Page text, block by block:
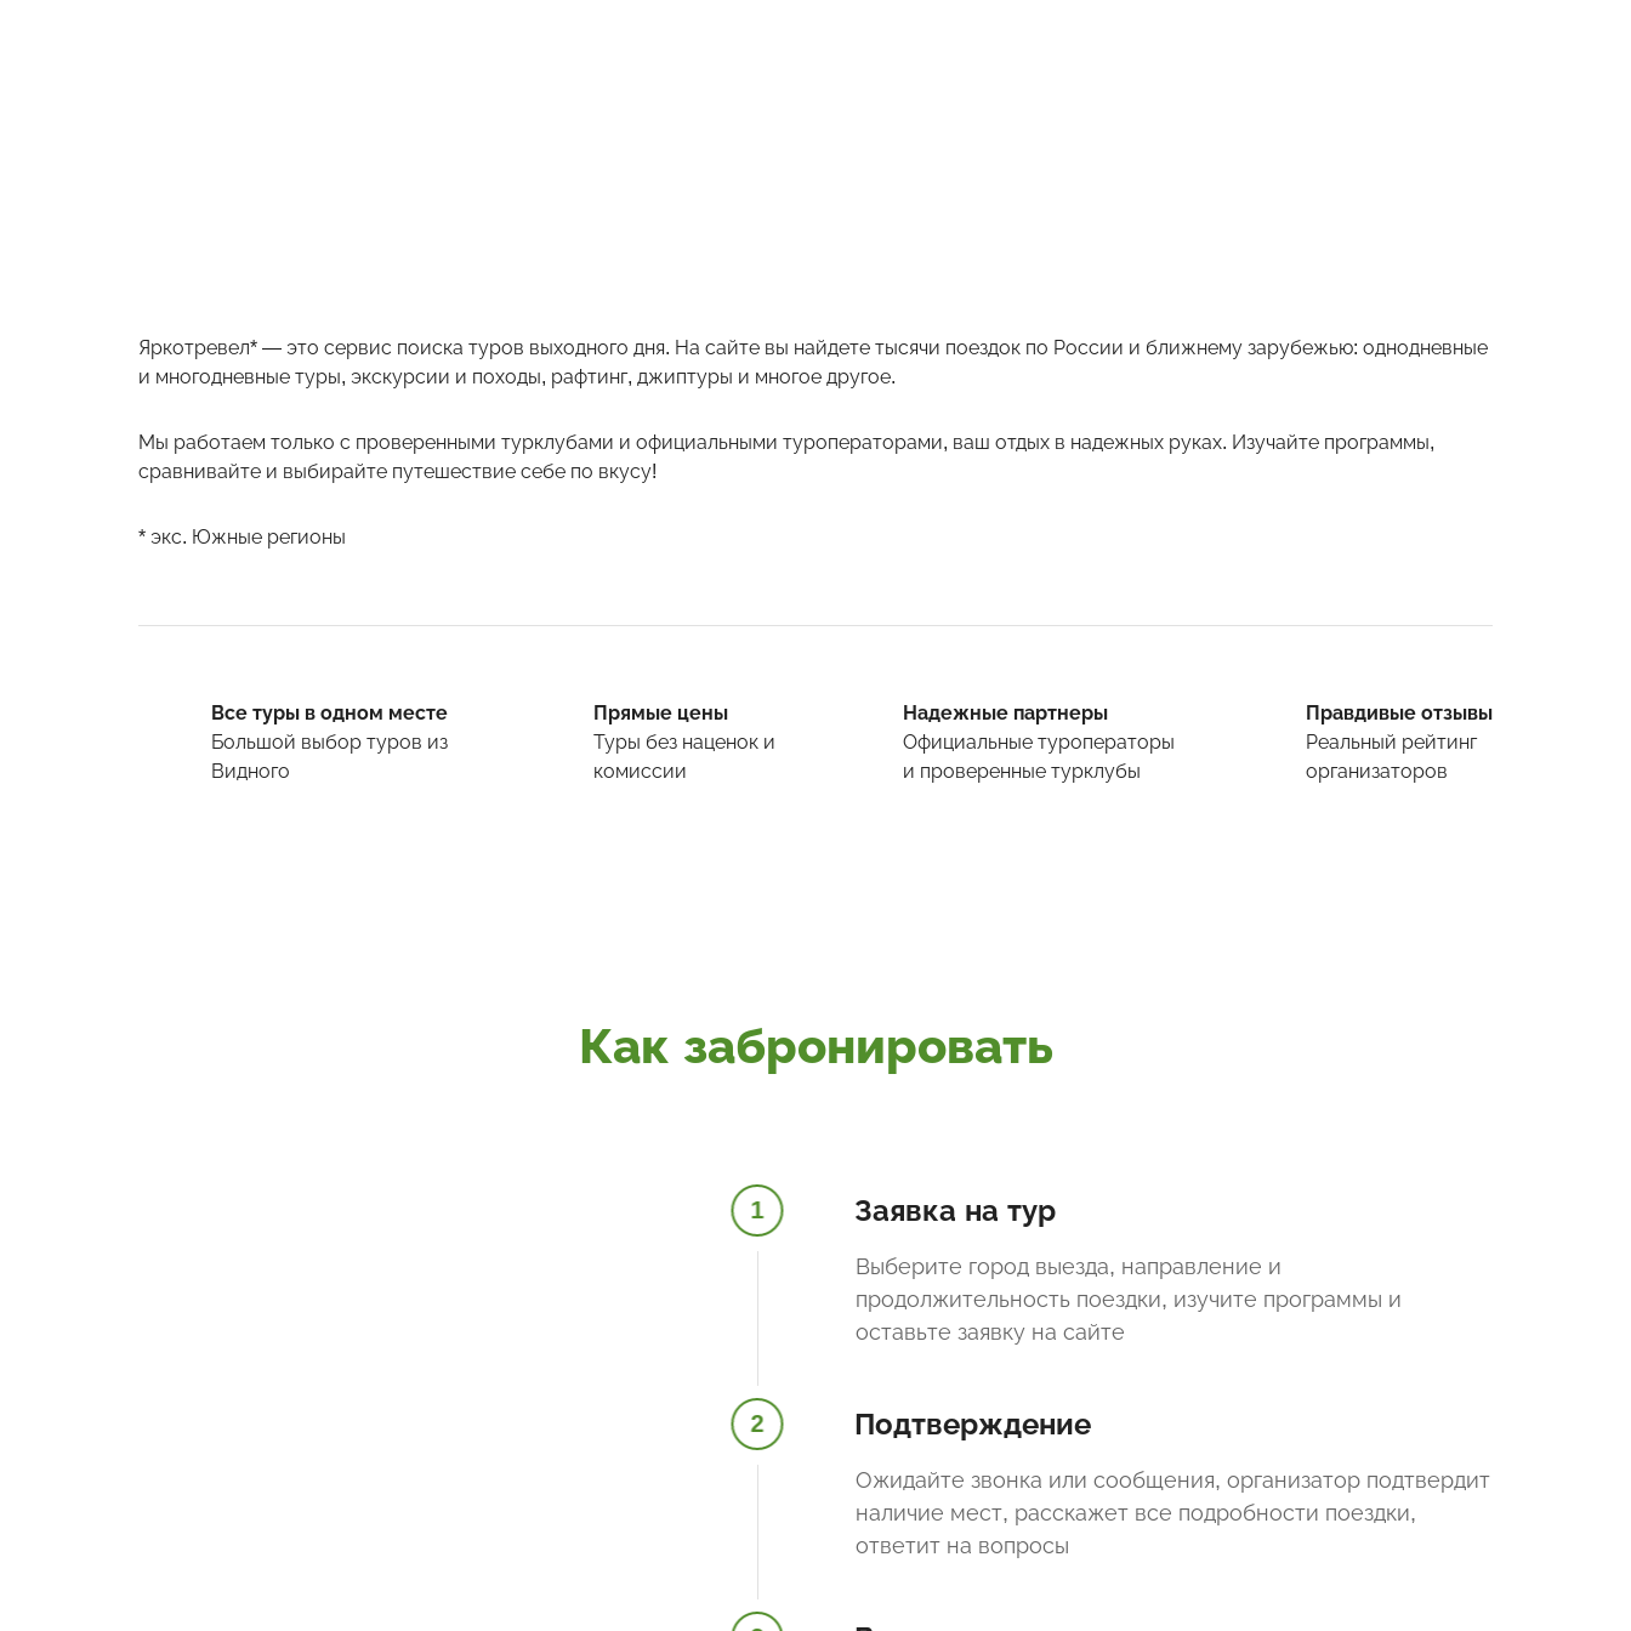
Яркотревел* — это сервис поиска туров выходного дня. На сайте вы найдете тысячи поездок по России и ближнему зарубежью: однодневные
и многодневные туры, экскурсии и походы, рафтинг, джиптуры и многое другое.
Мы работаем только с проверенными турклубами и официальными туроператорами, ваш отдых в надежных руках. Изучайте программы,
сравнивайте и выбирайте путешествие себе по вкусу!
* экс. Южные регионы
Все туры в одном месте
Большой выбор туров из
Видного
Прямые цены
Туры без наценок и
комиссии
Надежные партнеры
Официальные туроператоры
и проверенные турклубы
Правдивые отзывы
Реальный рейтинг
организаторов
Как забронировать
1 Заявка на тур
Выберите город выезда, направление и
продолжительность поездки, изучите программы и
оставьте заявку на сайте
2 Подтверждение
Ожидайте звонка или сообщения, организатор подтвердит
наличие мест, расскажет все подробности поездки,
ответит на вопросы